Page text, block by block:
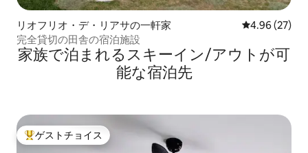
リオフリオ・デ・リアサの一軒家 レビュー27
4.96 (27)
完全貸切の田舎の宿泊施設
家族で泊まれるスキーイン/アウトが可
能な宿泊先
大好評のゲストチョイスです。
ゲストチョイス